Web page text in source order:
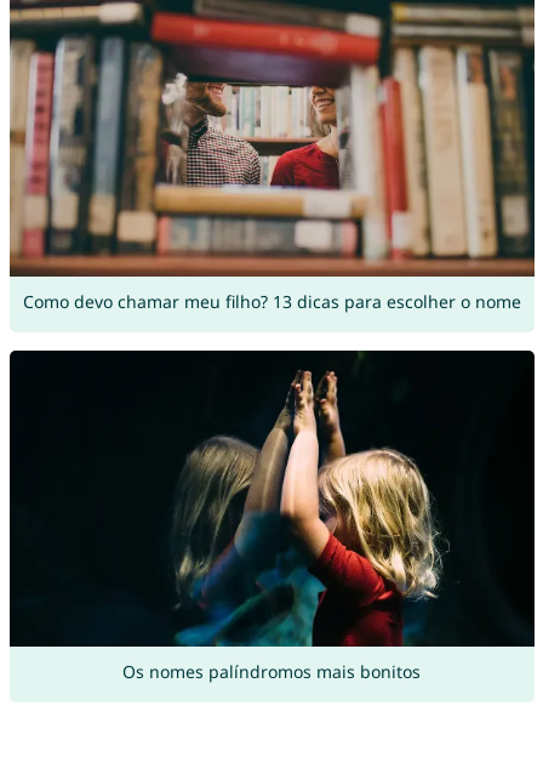
Como devo chamar meu filho? 13 dicas para escolher o nome
Os nomes palíndromos mais bonitos